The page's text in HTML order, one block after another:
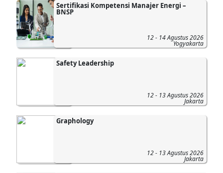
Sertifikasi Kompetensi Manajer Energi –
BNSP
12 - 14 Agustus 2026
Yogyakarta
Safety Leadership
12 - 13 Agustus 2026
Jakarta
Graphology
12 - 13 Agustus 2026
Jakarta